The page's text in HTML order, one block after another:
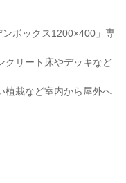
ボックス1200×400」専
クリート床やデッキなど
植栽など室内から屋外へ